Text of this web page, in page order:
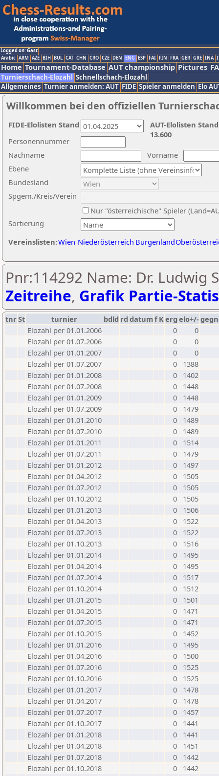
Logged on: Gast
Arabic ARM AZE BIH BUL CAT CHN CRO CZE DEN ENG ESP FAI FIN FRA GER GRE INA
Home Tournament-Database AUT championship Pictures
Turnierschach-Elozahl Schnellschach-Elozahl
Allgemeines Turnier anmelden: AUT FIDE Spieler anmelden Elo
Willkommen bei den offiziellen
Nachname
Vorname
Ebene
Sortierung
Personennummer
Bundesland
Spgem./Kreis/Verein
Nur "österreichische" Spieler
Vereinslisten:Wien Niederösterreich Burgenland
AUT-Elolisten
13.600
FIDE-Elolisten Stand
Pnr:114292 Name: Dr. Ludwig
Zeitreihe, Grafik Partie-
tnrSt turnier bdld rd datumf Kerg elo+/-
Elozahl per 01.01.2006
0
0
Elozahl per 01.07.2006
0
0
Elozahl per 01.01.2007
0
0
Elozahl per 01.07.2007
0
1388
Elozahl per 01.01.2008
0
1402
Elozahl per 01.07.2008
0
1448
Elozahl per 01.01.2009
0
1448
Elozahl per 01.07.2009
0
1479
Elozahl per 01.01.2010
0
1489
Elozahl per 01.07.2010
0
1489
Elozahl per 01.01.2011
0
1514
Elozahl per 01.07.2011
0
1479
Elozahl per 01.01.2012
0
1497
Elozahl per 01.04.2012
0
1505
Elozahl per 01.07.2012
0
1505
Elozahl per 01.10.2012
0
1505
Elozahl per 01.01.2013
0
1506
Elozahl per 01.04.2013
0
1522
Elozahl per 01.07.2013
0
1522
Elozahl per 01.10.2013
0
1516
Elozahl per 01.01.2014
0
1495
Elozahl per 01.04.2014
0
1495
Elozahl per 01.07.2014
0
1517
Elozahl per 01.10.2014
0
1512
Elozahl per 01.01.2015
0
1501
Elozahl per 01.04.2015
0
1471
Elozahl per 01.07.2015
0
1471
Elozahl per 01.10.2015
0
1452
Elozahl per 01.01.2016
0
1495
Elozahl per 01.04.2016
0
1500
Elozahl per 01.07.2016
0
1525
Elozahl per 01.10.2016
0
1525
Elozahl per 01.01.2017
0
1478
Elozahl per 01.04.2017
0
1478
Elozahl per 01.07.2017
0
1457
Elozahl per 01.10.2017
0
1441
Elozahl per 01.01.2018
0
1441
Elozahl per 01.04.2018
0
1451
Elozahl per 01.07.2018
0
1442
Elozahl per 01.10.2018
0
1442